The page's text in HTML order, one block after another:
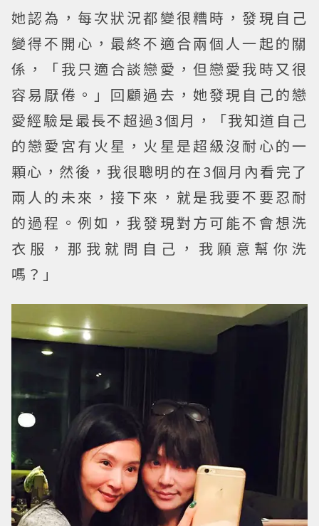
她認為，每次狀況都變很糟時，發現自己
變得不開心，最終不適合兩個人一起的關
係，「我只適合談戀愛，但戀愛我時又很
容易厭倦。」回顧過去，她發現自己的戀
愛經驗是最長不超過3個月，「我知道自己
的戀愛宮有火星，火星是超級沒耐心的一
顆心，然後，我很聰明的在3個月內看完了
兩人的未來，接下來，就是我要不要忍耐
的過程。例如，我發現對方可能不會想洗
衣服，那我就問自己，我願意幫你洗
嗎？」